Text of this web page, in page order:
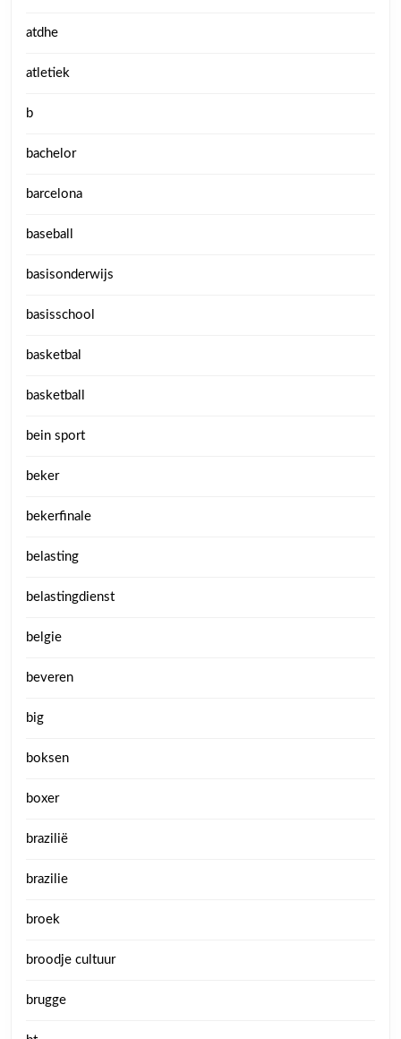
atdhe
atletiek
b
bachelor
barcelona
baseball
basisonderwijs
basisschool
basketbal
basketball
bein sport
beker
bekerfinale
belasting
belastingdienst
belgie
beveren
big
boksen
boxer
brazilië
brazilie
broek
broodje cultuur
brugge